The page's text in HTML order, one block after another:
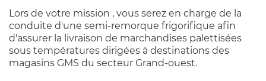
Lors de votre mission , vous serez en charge de la
conduite d'une semi-remorque frigorifique afin
d'assurer la livraison de marchandises palettisées
sous températures dirigées à destinations des
magasins GMS du secteur Grand-ouest.